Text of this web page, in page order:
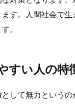
す。人間社会で
。
すい人の
して無力という